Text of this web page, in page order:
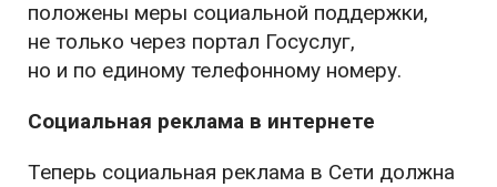
положены меры социальной поддержки,
не только через портал Госуслуг,
но и по единому телефонному номеру.
Социальная реклама в интернете
Теперь социальная реклама в Сети должна